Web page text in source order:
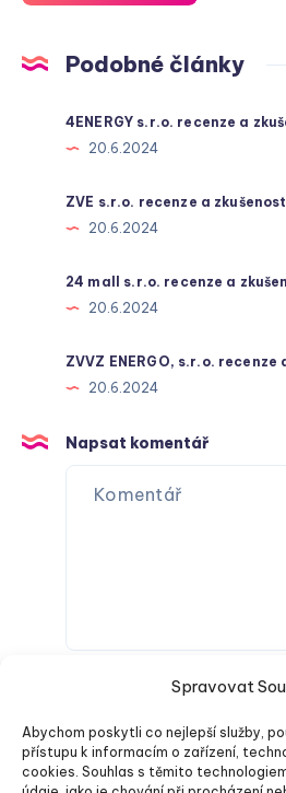
Spravovat
Abychom poskytli co nejlepší služby,
přístupu k informacím o zařízení,
cookies. Souhlas s těmito
Podobné články
4ENERGY s.r.o. recenze a
20.6.2024
ZVE s.r.o. recenze a
20.6.2024
24 mall s.r.o. recenze a
20.6.2024
ZVVZ ENERGO, s.r.o. recenze
20.6.2024
Napsat komentář